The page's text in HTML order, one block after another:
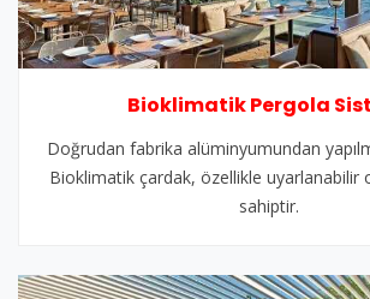
Bioklimatik Pergola
Doğrudan fabrika alüminyumundan
Bioklimatik çardak, özellikle uyarlanabilir
sahiptir.